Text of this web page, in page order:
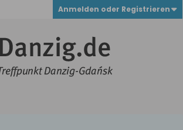
Anmelden oder Registrieren